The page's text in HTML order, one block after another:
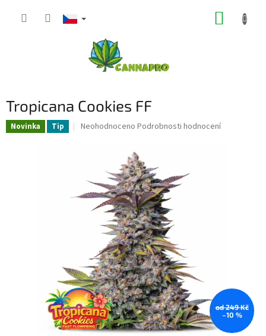
Tropicana Cookies FF
Novinka Tip
Průměrné
5
hvězdiček.
Neohodnoceno Podrobnosti hodnocení
od 249 Kč
–10 %